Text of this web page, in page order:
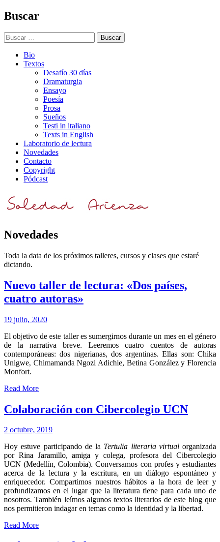
Buscar
Buscar:
Bio
Textos
Desafío 30 días
Dramaturgia
Ensayo
Poesía
Prosa
Sueños
Testi in italiano
Texts in English
Laboratorio de lectura
Novedades
Contacto
Copyright
Pódcast
Novedades
Toda la data de los próximos talleres, cursos y clases que estaré
dictando.
Nuevo taller de lectura: «Dos países,
cuatro autoras»
19 julio, 2020
El objetivo de este taller es sumergirnos durante un mes en el género
de la narrativa breve. Leeremos cuatro cuentos de autoras
contemporáneas: dos nigerianas, dos argentinas. Ellas son: Chika
Unigwe, Chimamanda Ngozi Adichie, Betina González y Florencia
Monfort.
Read More
Colaboración con Cibercolegio UCN
2 octubre, 2019
Hoy estuve participando de la Tertulia literaria virtualorganizada
por Rina Jaramillo, amiga y colega, profesora del Cibercolegio
UCN (Medellín, Colombia). Conversamos con profes y estudiantes
acerca de la lectura y la escritura, en un diálogo espontáneo y
enriquecedor. Compartimos nuestros hábitos a la hora de leer y
profundizamos en el lugar que la literatura tiene para cada uno de
nosotros. También leímos algunos textos literarios de este blog que
nos permitieron indagar en temas como la identidad y la libertad.
Read More